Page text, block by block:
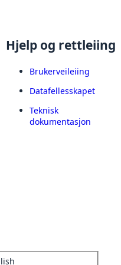
Hjelp og rettleiing
Brukerveileiing
Datafellesskapet
Teknisk
dokumentasjon